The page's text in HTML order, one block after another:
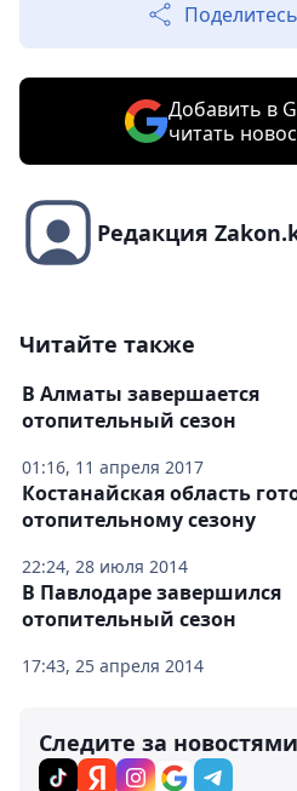
Добавить в
читать
Редакция
Читайте также
01:16, 11 апреля 2017
В Алматы завершается
отопительный сезон
22:24, 28 июля 2014
Костанайская область
отопительному сезону
17:43, 25 апреля 2014
В Павлодаре завершился
отопительный сезон
Следите за